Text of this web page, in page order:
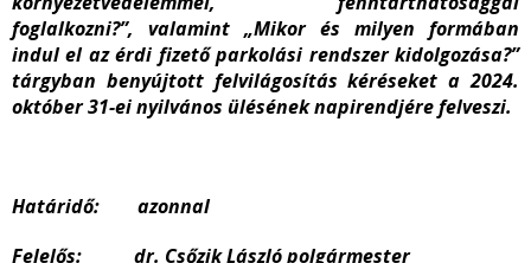
foglalkozni?”, valamint „Mikor és milyen formában
indul el az érdi fizető parkolási rendszer kidolgozása?”
tárgyban benyújtott felvilágosítás kéréseket a 2024.
október 31-ei nyilvános ülésének napirendjére felveszi.
Határidő: azonnal
Felelős: dr. Csőzik László polgármester